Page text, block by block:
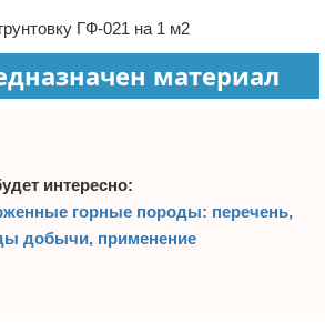
материал
интересно:
горные породы: перечень,
добычи, применение